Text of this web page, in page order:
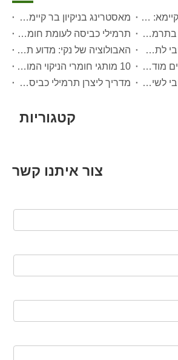
מאסטרינג בניקיון בר קיימא: המדריך של המומחה לדפי ניקוי כביסה אקולוגיים
העתיד של ניקוי בר קיימא: מדוע חנויות מילוי חובקות דפי כביסה לא ארוזים בתפזורת
תרמילי כביסה לעומת חומר ניקוי נוזלי: מהי הבחירה הנכונה עבור הכביסה שלך?
כיצד להשתמש נכון בתרמילים לכביסה: תובנות מומחים מיצרן מוביל של תרמילי כביסה בסין
האבולוציה של נקי: מדוע תרמילי כביסה בעלי ביצועים גבוהים מגדירים את העתיד הגלובלי של טיפול בבדים
המדריך האולטימטיבי לתרמילים לכביסה: תובנות מומחים בנושא בטיחות, מדע ומקסום כוח הניקוי
10 מותגי חומרי הניקוי המובילים בעולם (2026) - וכיצד מותגי OEM/מותגים פרטיים יכולים להתחרות
המדע של טיפול בדים מודרניים: מדריך מקצועי לתרמילים, מרככים ותופסי צבע
מדריך ליצרן תרמילי כביסה OEM: כיצד אנו יוצרים תרמילי ניקוי בטוחים יותר ובעלי ביצועים גבוהים עבור מותגים גלובליים
המדריך האולטימטיבי לשימוש יעיל בתרמימי כביסה: תובנות מיצרן OEM מוביל
קטגוריות
צור איתנו קשר